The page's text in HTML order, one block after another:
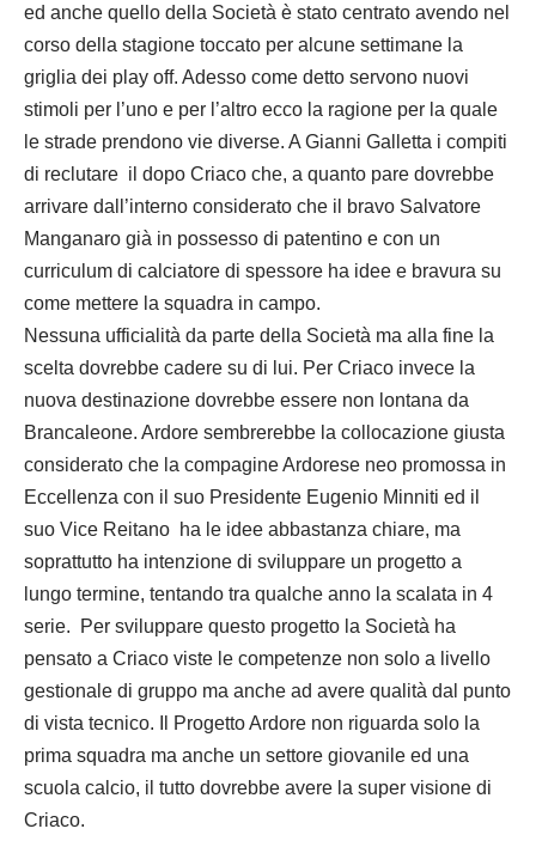
ed anche quello della Società è stato centrato avendo nel
corso della stagione toccato per alcune settimane la
griglia dei play off. Adesso come detto servono nuovi
stimoli per l’uno e per l’altro ecco la ragione per la quale
le strade prendono vie diverse. A Gianni Galletta i compiti
di reclutare il dopo Criaco che, a quanto pare dovrebbe
arrivare dall’interno considerato che il bravo Salvatore
Manganaro già in possesso di patentino e con un
curriculum di calciatore di spessore ha idee e bravura su
come mettere la squadra in campo.
Nessuna ufficialità da parte della Società ma alla fine la
scelta dovrebbe cadere su di lui. Per Criaco invece la
nuova destinazione dovrebbe essere non lontana da
Brancaleone. Ardore sembrerebbe la collocazione giusta
considerato che la compagine Ardorese neo promossa in
Eccellenza con il suo Presidente Eugenio Minniti ed il
suo Vice Reitano ha le idee abbastanza chiare, ma
soprattutto ha intenzione di sviluppare un progetto a
lungo termine, tentando tra qualche anno la scalata in 4
serie. Per sviluppare questo progetto la Società ha
pensato a Criaco viste le competenze non solo a livello
gestionale di gruppo ma anche ad avere qualità dal punto
di vista tecnico. Il Progetto Ardore non riguarda solo la
prima squadra ma anche un settore giovanile ed una
scuola calcio, il tutto dovrebbe avere la super visione di
Criaco.